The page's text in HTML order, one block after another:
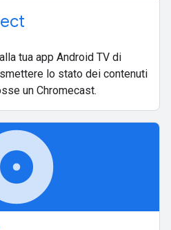
tua app Android TV di
lo stato dei contenuti
un Chromecast.